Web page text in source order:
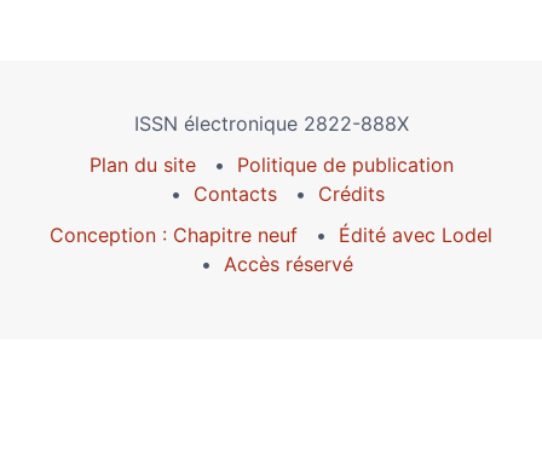
ISSN électronique 2822-888X
Plan du site
Politique de publication
Contacts
Crédits
Conception : Chapitre neuf
Édité avec Lodel
Accès réservé